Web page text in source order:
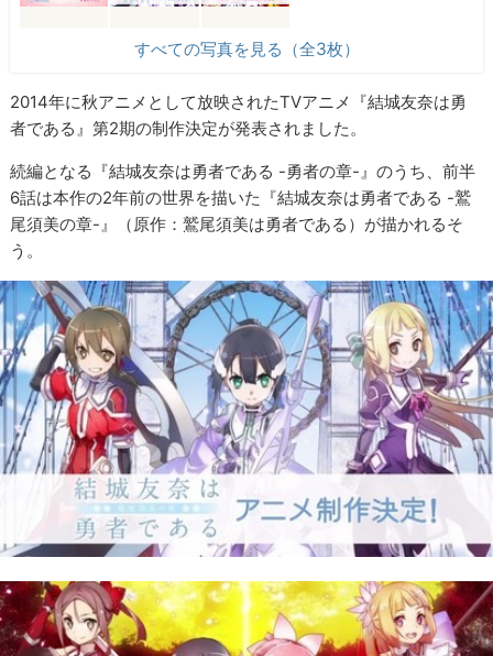
すべての写真を見る（全3枚）
2014年に秋アニメとして放映されたTVアニメ『結城友奈は勇
者である』第2期の制作決定が発表されました。
続編となる『結城友奈は勇者である -勇者の章-』のうち、前半
6話は本作の2年前の世界を描いた『結城友奈は勇者である -鷲
尾須美の章-』（原作：鷲尾須美は勇者である）が描かれるそ
う。